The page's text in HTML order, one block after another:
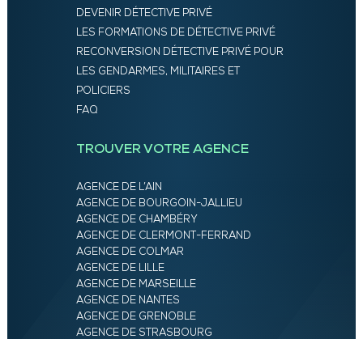
DEVENIR DÉTECTIVE PRIVÉ
LES FORMATIONS DE DÉTECTIVE PRIVÉ
RECONVERSION DÉTECTIVE PRIVÉ POUR
LES GENDARMES, MILITAIRES ET
POLICIERS
FAQ
TROUVER VOTRE AGENCE
AGENCE DE L’AIN
AGENCE DE BOURGOIN-JALLIEU
AGENCE DE CHAMBÉRY
AGENCE DE CLERMONT-FERRAND
AGENCE DE COLMAR
AGENCE DE LILLE
AGENCE DE MARSEILLE
AGENCE DE NANTES
AGENCE DE GRENOBLE
AGENCE DE STRASBOURG